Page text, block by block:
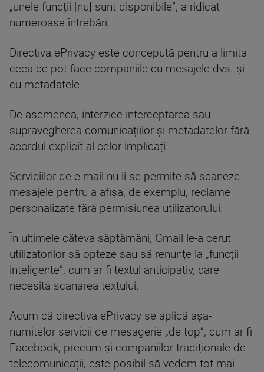
„unele funcții [nu] sunt disponibile”, a ridicat
numeroase întrebări.
Directiva ePrivacy este concepută pentru a limita
ceea ce pot face companiile cu mesajele dvs. și
cu metadatele.
De asemenea, interzice interceptarea sau
supravegherea comunicațiilor și metadatelor fără
acordul explicit al celor implicați.
Serviciilor de e-mail nu li se permite să scaneze
mesajele pentru a afișa, de exemplu, reclame
personalizate fără permisiunea utilizatorului.
În ultimele câteva săptămâni, Gmail le-a cerut
utilizatorilor să opteze sau să renunțe la „funcții
inteligente”, cum ar fi textul anticipativ, care
necesită scanarea textului.
Acum că directiva ePrivacy se aplică așa-
numitelor servicii de mesagerie „de top”, cum ar fi
Facebook, precum și companiilor tradiționale de
telecomunicații, este posibil să vedem tot mai